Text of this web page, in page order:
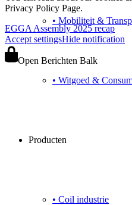
• Mobiliteit &
• Witgoed &
Producten
• Coil industrie
Privacy Policy Page.
EGGA Assembly 2025 recap
Accept settingsHide notification
Open Berichten Balk